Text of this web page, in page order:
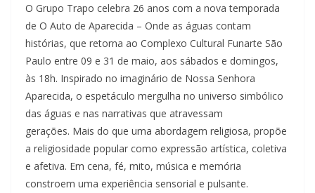
O Grupo Trapo celebra 26 anos com a nova temporada
de O Auto de Aparecida – Onde as águas contam
histórias, que retorna ao Complexo Cultural Funarte São
Paulo entre 09 e 31 de maio, aos sábados e domingos,
às 18h. Inspirado no imaginário de Nossa Senhora
Aparecida, o espetáculo mergulha no universo simbólico
das águas e nas narrativas que atravessam
gerações. Mais do que uma abordagem religiosa, propõe
a religiosidade popular como expressão artística, coletiva
e afetiva. Em cena, fé, mito, música e memória
constroem uma experiência sensorial e pulsante.